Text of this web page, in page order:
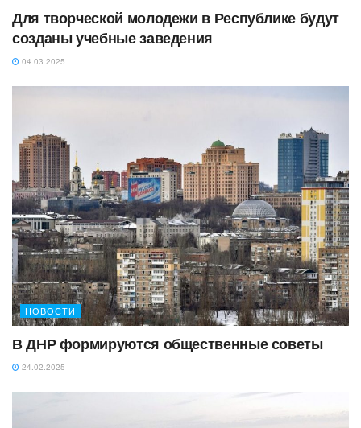
Для творческой молодежи в Республике будут
созданы учебные заведения
04.03.2025
НОВОСТИ
В ДНР формируются общественные советы
24.02.2025